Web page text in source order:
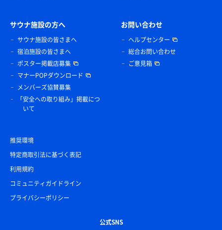
サウナ施設の方へ
サウナ施設の皆さまへ
宿泊施設の皆さまへ
ポスター掲載店募集
マナーPOPダウンロード
メンバーズ協賛募集
「安全への取り組み」掲載につ
いて
お問い合わせ
ヘルプセンター
総合お問い合わせ
ご意見箱
推奨環境
特定商取引法に基づく表記
利用規約
コミュニティガイドライン
プライバシーポリシー
公式SNS